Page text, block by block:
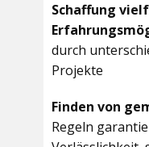
Schaffung
durch
Projekte
Finden von
Regeln